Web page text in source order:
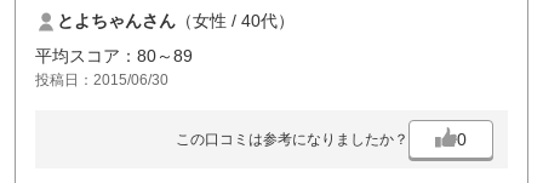
とよちゃんさん （女性 / 40代）
平均スコア：80～89
投稿日：2015/06/30
この口コミは参考になりましたか？ 0